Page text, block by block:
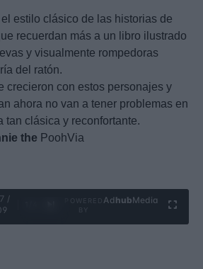
el estilo clásico de las historias de
recuerdan más a un libro ilustrado
y visualmente rompedoras
del ratón.
crecieron con estos personajes y
ahora no van a tener problemas en
tan clásica y reconfortante.
the PoohVia
/
Ad hubMedia